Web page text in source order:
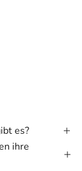
es?
ihre